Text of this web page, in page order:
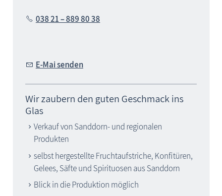
038 21 – 889 80 38
E-Mai senden
Wir zaubern den guten Geschmack ins
Glas
Verkauf von Sanddorn- und regionalen
Produkten
selbst hergestellte Fruchtaufstriche, Konfitüren,
Gelees, Säfte und Spirituosen aus Sanddorn
Blick in die Produktion möglich